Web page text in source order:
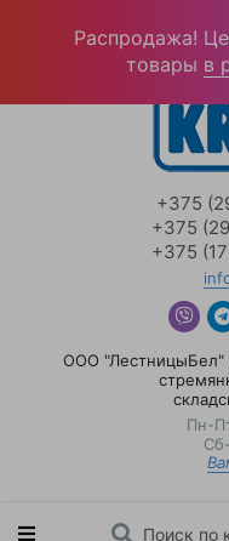
+375
+375
+375
ООО "ЛестницыБел"
Пн-
Распродажа!
товары в